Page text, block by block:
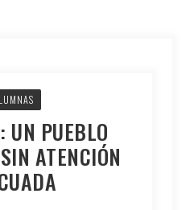
UN PUEBLO
ATENCIÓN